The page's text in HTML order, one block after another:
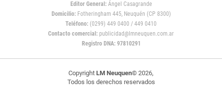
Editor General:Ángel Casagrande
Domicilio:Fotheringham 445, Neuquén (CP 8300)
Teléfono: (0299) 449 0400 / 449 0410
Contacto comercial: publicidad@lmneuquen.com.ar
Registro DNA: 97810291
Copyright LM Neuquen© 2026,
Todos los derechos reservados